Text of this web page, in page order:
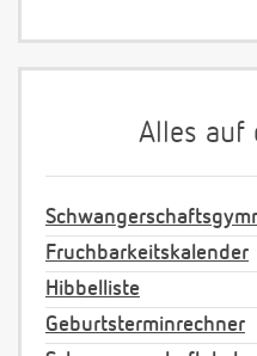
Alles auf
Fruchbarkeitskalender
Hibbelliste
Geburtsterminrechner